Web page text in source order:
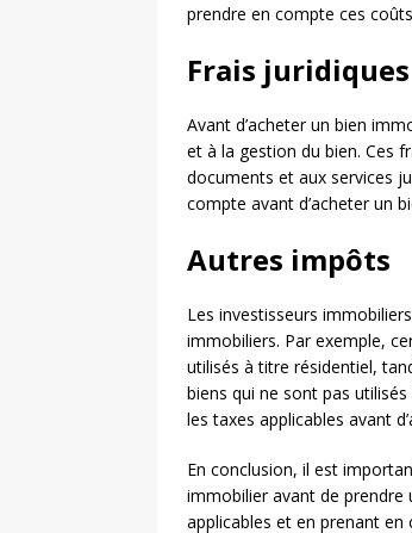
prendre en compte ces
Frais juridiques
Avant d’acheter un bien
et à la gestion du bien. Ces
documents et aux services
compte avant d’acheter un
Autres impôts
Les investisseurs
immobiliers. Par exemple,
utilisés à titre résidentiel,
biens qui ne sont pas
les taxes applicables avant
En conclusion, il est
immobilier avant de prendre
applicables et en prenant en